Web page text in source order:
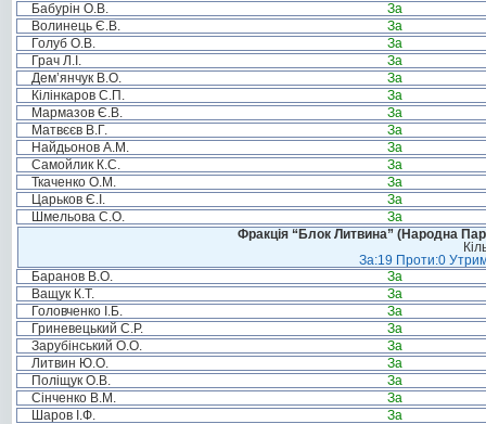
Бабурін О.В.
За
Волинець Є.В.
За
Голуб О.В.
За
Грач Л.І.
За
Дем’янчук В.О.
За
Кілінкаров С.П.
За
Мармазов Є.В.
За
Матвєєв В.Г.
За
Найдьонов А.М.
За
Самойлик К.С.
За
Ткаченко О.М.
За
Царьков Є.І.
За
Шмельова С.О.
За
Фракція “Блок Литвина” (Народна
За:19 Проти:0
Баранов В.О.
За
Ващук К.Т.
За
Головченко І.Б.
За
Гриневецький С.Р.
За
Зарубінський О.О.
За
Литвин Ю.О.
За
Поліщук О.В.
За
Сінченко В.М.
За
Шаров І.Ф.
За